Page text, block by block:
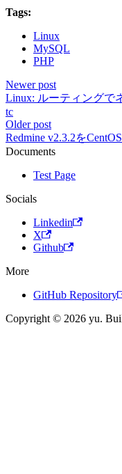
Tags:
Linux
MySQL
PHP
Newer post
Linux: ルーティングで
tc
Older post
Redmine v2.3.2を
Documents
Test Page
Socials
Linkedin
X
Github
More
GitHub Repository
Copyright © 2026 yu.